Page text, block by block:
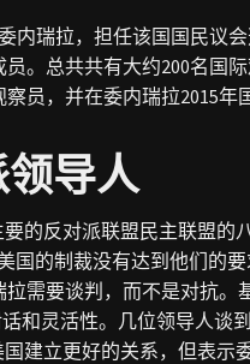
内瑞拉，担任该国国民议
。总共共有大约200名国
员，并在委内瑞拉2015年
导人
的反对派联盟民主联盟的
国的制裁没有达到他们的
需要谈判，而不是对抗。
和灵活性。几位领导人
建立更好的关系，但表示